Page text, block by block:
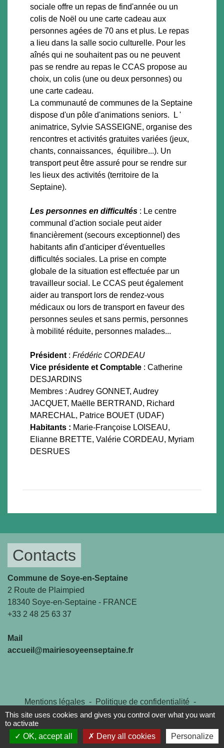
sociale offre un repas de find'année ou un
colis de Noël ou une carte cadeau aux
personnes agées de 70 ans et plus. Le repas
a lieu dans la salle socio culturelle. Pour les
aînés qui ne souhaitent pas ou ne peuvent
pas se rendre au repas le CCAS propose au
choix, un colis (une ou deux personnes) ou
une carte cadeau.
La communauté de communes de la Septaine
dispose d'un pôle d'animations seniors. L '
animatrice, Sylvie SASSEIGNE, organise des
rencontres et activités gratuites variées (jeux,
chants, connaissances, équilibre...). Un
transport peut être assuré pour se rendre sur
les lieux des activités (territoire de la
Septaine).
Les personnes en difficultés : Le centre
communal d'action sociale peut aider
financièrement (secours exceptionnel) des
habitants afin d'anticiper d'éventuelles
difficultés sociales. La prise en compte
globale de la situation est effectuée par un
travailleur social. Le CCAS peut également
aider au transport lors de rendez-vous
médicaux ou lors de transport en faveur des
personnes seules et sans permis, personnes
à mobilité réduite, personnes malades...
Président : Frédéric CORDEAU
Vice présidente et Comptable : Catherine
DESJARDINS
Membres : Audrey GONNET, Audrey
JACQUET, Maëlle BERTRAND, Richard
MARECHAL, Patrice BOUET (UDAF)
Habitants : Marie-Françoise LOISEAU,
Elianne BRETTE, Valérie CORDEAU, Myriam
DESRUES
Contacts
Commune de Soye-en-Septaine
2 Route de Plaimpied
18340 Soye-en-Septaine - FRANCE
+33 2 48 25 63 37
Mail
accueil@mairiesoyeenseptaine.fr
Mentions légales - Politique de confidentialité -
Accessibilité - Plan du site - Gestion des cookies
Site créé en partenariat avec Réseau des Communes
This site uses cookies and gives you control over what you want
to activate
OK, accept all
Deny all cookies Personalize